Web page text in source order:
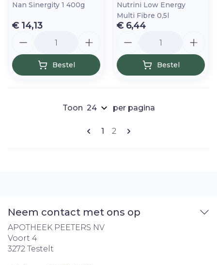
Nan Sinergity 1 400g
€ 14,13
Bestel
Nutrini Low Energy
Multi Fibre 0,5l
€ 6,44
Bestel
Pagina's
U lees momenteel pagina
1 Pagina
2
Toon per pagina
Neem contact met ons op
APOTHEEK PEETERS NV
Voort 4
3272 Testelt